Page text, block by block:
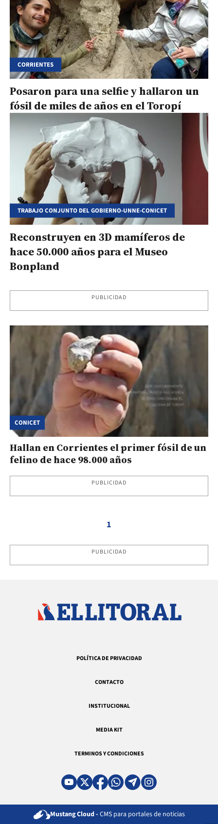
CORRIENTES
Posaron para una selfie y hallaron un
fósil de miles de años en el Toropí
TRABAJO CONJUNTO DEL GOBIERNO-UNNE-CONICET
Reconstruyen en 3D mamíferos de
hace 50.000 años para el Museo
Bonpland
PUBLICIDAD
CONICET
Hallan en Corrientes el primer fósil de un
felino de hace 98.000 años
PUBLICIDAD
1
PUBLICIDAD
POLÍTICA DE PRIVACIDAD
CONTACTO
INSTITUCIONAL
MEDIA KIT
TERMINOS Y CONDICIONES
Mustang Cloud - CMS para portales de noticias